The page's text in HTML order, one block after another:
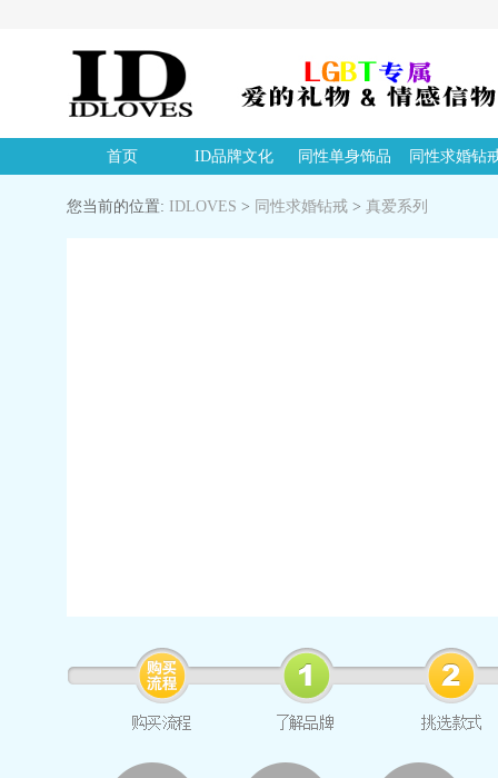
首页 ID品牌文化 同性单身饰品 同性求婚钻
您当前的位置: IDLOVES > 同性求婚钻戒 > 真爱系列